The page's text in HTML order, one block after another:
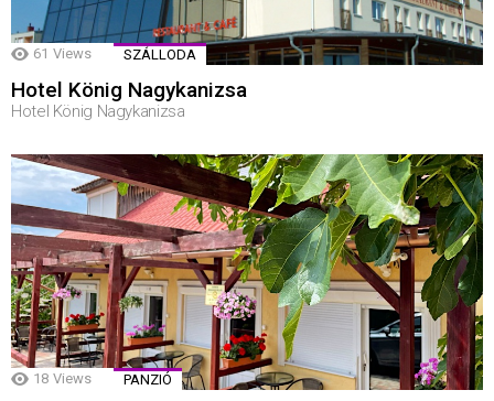
61 Views SZÁLLODA
Hotel König Nagykanizsa
Hotel König Nagykanizsa
18 Views PANZIÓ